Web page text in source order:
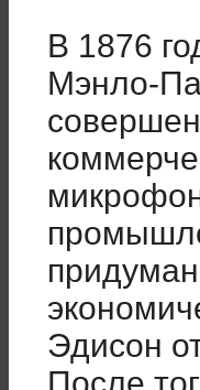
В 1876
Мэнло-
Эдисон